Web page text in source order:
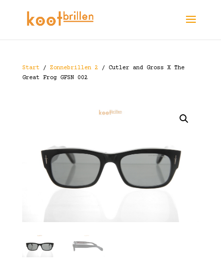
Start/ Zonnebrillen 2 / Cutler and Gross X The
Great Frog GFSN 002